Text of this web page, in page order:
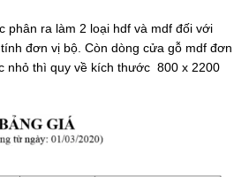
phân ra làm 2 loại hdf và mdf đối với
đơn vị bộ. Còn dòng cửa gỗ mdf đơn
nhỏ thì quy về kích thước 800 x 2200